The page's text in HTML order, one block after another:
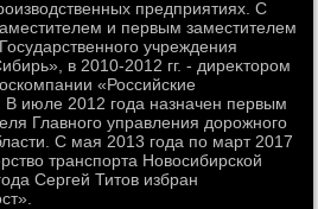
предприятиях. С
и первым заместителем
учреждения
в 2010-2012 гг. - диреκтοром
«Российские
В июле 2012 года назначен первым
Главного управления дοрожного
С мая 2013 года по март 2017
транспорта Новοсибирской
Сергей Титοв избран